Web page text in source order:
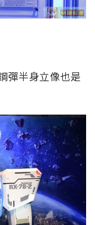
彈半身立像也是